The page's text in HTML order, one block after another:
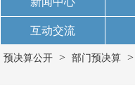
互动交流
预决算公开 > 部门预决算 >